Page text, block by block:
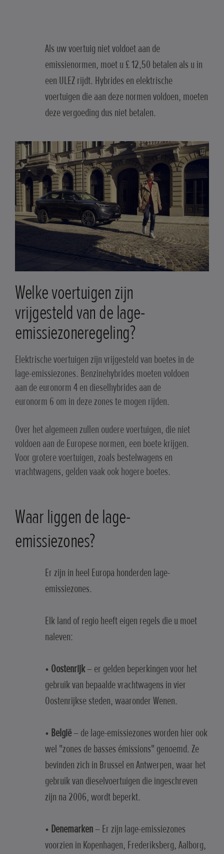
Als uw voertuig niet voldoet aan de
emissienormen, moet u £ 12,50 betalen als u in
een ULEZ rijdt. Hybrides en elektrische
voertuigen die aan deze normen voldoen, moeten
deze vergoeding dus niet betalen.
Welke voertuigen zijn
vrijgesteld van de lage-
emissiezoneregeling?
Elektrische voertuigen zijn vrijgesteld van boetes in de
lage-emissiezones. Benzinehybrides moeten voldoen
aan de euronorm 4 en dieselhybrides aan de
euronorm 6 om in deze zones te mogen rijden.
Over het algemeen zullen oudere voertuigen, die niet
voldoen aan de Europese normen, een boete krijgen.
Voor grotere voertuigen, zoals bestelwagens en
vrachtwagens, gelden vaak ook hogere boetes.
Waar liggen de lage-
emissiezones?
Er zijn in heel Europa honderden lage-
emissiezones.
Elk land of regio heeft eigen regels die u moet
naleven:
• Oostenrijk– er gelden beperkingen voor het
gebruik van bepaalde vrachtwagens in vier
Oostenrijkse steden, waaronder Wenen.
• België– de lage-emissiezones worden hier ook
wel "zones de basses émissions" genoemd. Ze
bevinden zich in Brussel en Antwerpen, waar het
gebruik van dieselvoertuigen die ingeschreven
zijn na 2006, wordt beperkt.
• Denemarken– Er zijn lage-emissiezones
voorzien in Kopenhagen, Frederiksberg, Aalborg,